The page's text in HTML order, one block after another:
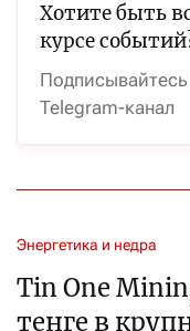
Хотите быть
курсе
Telegram-канал
Энергетика и недра
Tin One
тенге в